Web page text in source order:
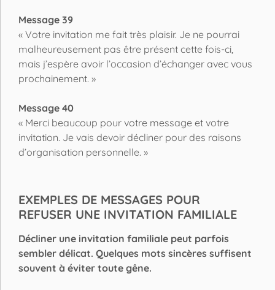
Message 39
« Votre invitation me fait très plaisir. Je ne pourrai
malheureusement pas être présent cette fois-ci,
mais j’espère avoir l’occasion d’échanger avec vous
prochainement. »
Message 40
« Merci beaucoup pour votre message et votre
invitation. Je vais devoir décliner pour des raisons
d’organisation personnelle. »
EXEMPLES DE MESSAGES POUR
REFUSER UNE INVITATION FAMILIALE
Décliner une invitation familiale peut parfois
sembler délicat. Quelques mots sincères suffisent
souvent à éviter toute gêne.